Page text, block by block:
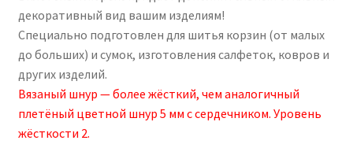
1403,00₽
декоративный вид вашим изделиям!
Специально подготовлен для шитья корзин (от малых
до больших) и сумок, изготовления салфеток, ковров и
других изделий.
Вязаный шнур — более жёсткий, чем аналогичный
плетёный цветной шнур 5 мм с сердечником. Уровень
жёсткости 2.